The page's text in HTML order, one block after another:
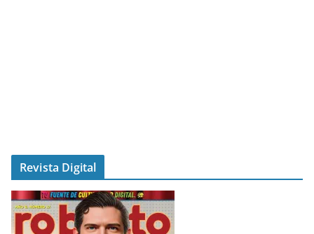
Revista Digital